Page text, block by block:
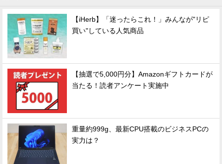
【iHerb】「迷ったらこれ！」みんなが"リピ
買い"している人気商品
【抽選で5,000円分】Amazonギフトカードが
当たる！読者アンケート実施中
重量約999g、最新CPU搭載のビジネスPCの
実力は？